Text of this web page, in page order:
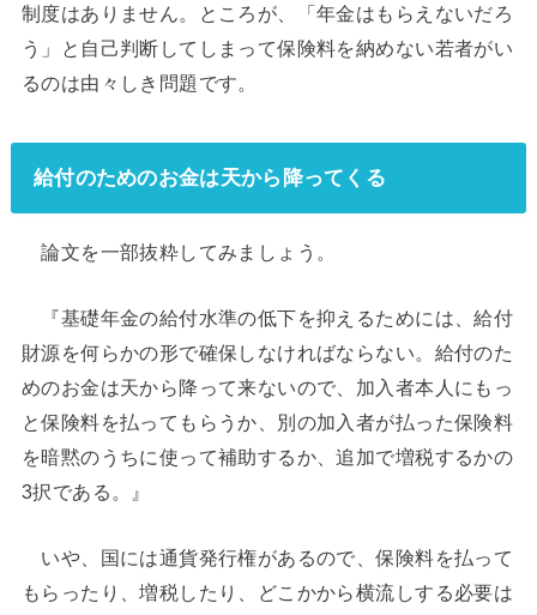
制度はありません。ところが、「年金はもらえないだろ
う」と自己判断してしまって保険料を納めない若者がい
るのは由々しき問題です。
給付のためのお金は天から降ってくる
論文を一部抜粋してみましょう。
『基礎年金の給付水準の低下を抑えるためには、給付
財源を何らかの形で確保しなければならない。給付のた
めのお金は天から降って来ないので、加入者本人にもっ
と保険料を払ってもらうか、別の加入者が払った保険料
を暗黙のうちに使って補助するか、追加で増税するかの
3択である。』
いや、国には通貨発行権があるので、保険料を払って
もらったり、増税したり、どこかから横流しする必要は